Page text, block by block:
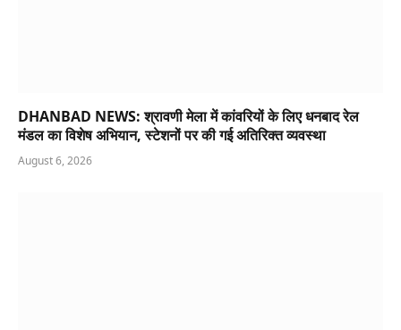
DHANBAD NEWS: श्रावणी मेला में कांवरियों के लिए धनबाद रेल
मंडल का विशेष अभियान, स्टेशनों पर की गई अतिरिक्त व्यवस्था
August 6, 2026